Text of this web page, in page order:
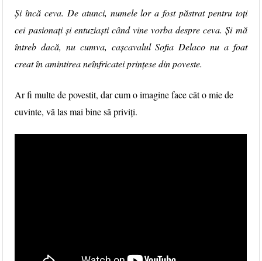
Și încă ceva. De atunci, numele lor a fost păstrat pentru toți
cei pasionați și entuziaști când vine vorba despre ceva. Și mă
întreb dacă, nu cumva, cașcavalul Sofia Delaco nu a foat
creat în amintirea neînfricatei prințese din poveste.
Ar fi multe de povestit, dar cum o imagine face cât o mie de
cuvinte, vă las mai bine să priviți.